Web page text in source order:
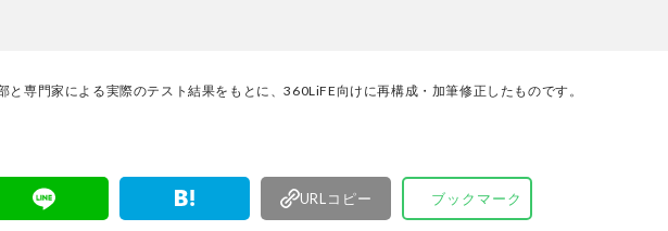
咲彩を中心に、11名以上の
専門家による実際のテスト結果をもとに、360LiFE向けに再構成・加筆修正したものです。
URLコピー ブックマーク